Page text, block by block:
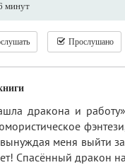
минут
Прослушано
дракона и
вынуждая меня выйти
Спасённый дракон